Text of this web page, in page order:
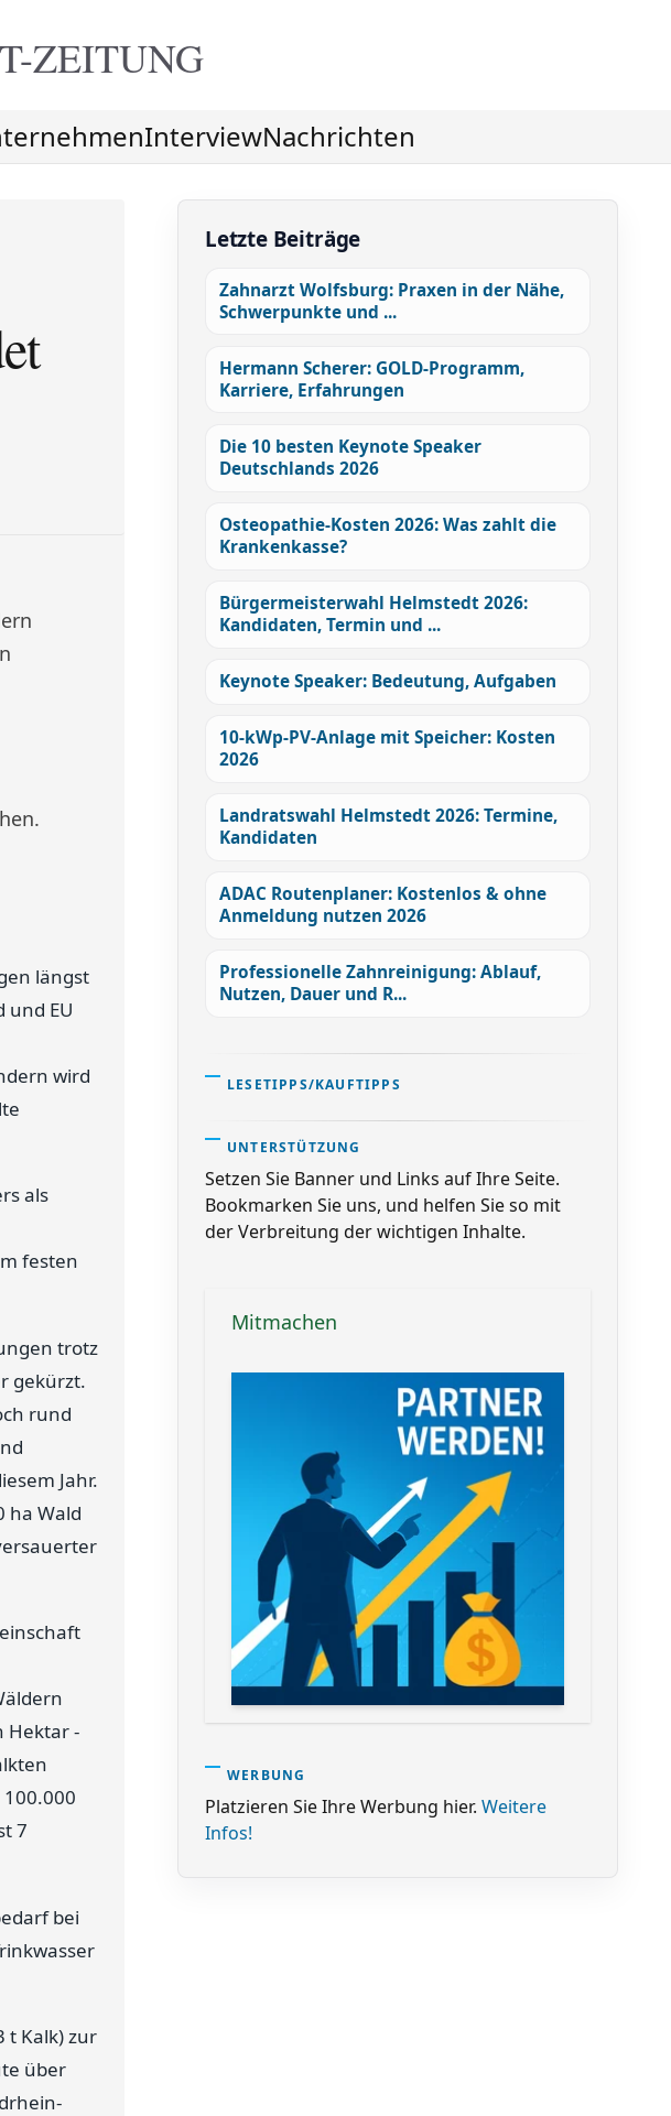
ZEITUNG
InterviewNachrichten
längst
und EU
wird
als
festen
trotz
gekürzt.
rund
Jahr.
ha Wald
Hektar -
7
bei
t Kalk) zur
über
Letzte Beiträge
Zahnarzt Wolfsburg: Praxen in der Nähe,
Schwerpunkte und ...
Hermann Scherer: GOLD-Programm,
Karriere, Erfahrungen
Die 10 besten Keynote Speaker
Deutschlands 2026
Osteopathie-Kosten 2026: Was zahlt die
Krankenkasse?
Bürgermeisterwahl Helmstedt 2026:
Kandidaten, Termin und ...
Keynote Speaker: Bedeutung, Aufgaben
10-kWp-PV-Anlage mit Speicher: Kosten
2026
Landratswahl Helmstedt 2026: Termine,
Kandidaten
ADAC Routenplaner: Kostenlos & ohne
Anmeldung nutzen 2026
Professionelle Zahnreinigung: Ablauf,
Nutzen, Dauer und R...
LESETIPPS/KAUFTIPPS
UNTERSTÜTZUNG
Setzen Sie Banner und Links auf Ihre Seite.
Bookmarken Sie uns, und helfen Sie so mit
der Verbreitung der wichtigen Inhalte.
Mitmachen
WERBUNG
Platzieren Sie Ihre Werbung hier. Weitere
Infos!